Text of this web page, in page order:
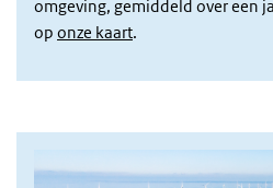
omgeving, gemiddeld over een
op onze kaart.
Afbeelding intro